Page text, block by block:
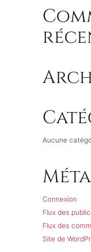
Aucune
Méta
Connexion
Flux des
Flux des
Site de